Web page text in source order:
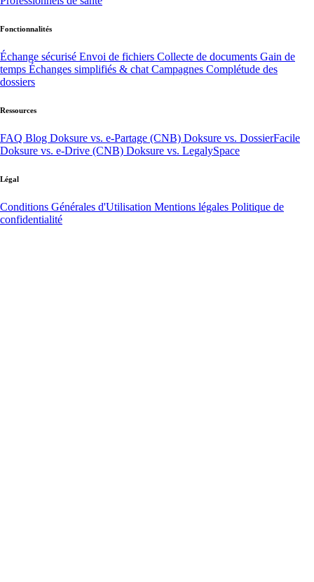
Fonctionnalités
Échange sécurisé Envoi de fichiers Collecte de documents Gain de
temps Échanges simplifiés & chat Campagnes Complétude des
dossiers
Ressources
FAQ Blog Doksure vs. e-Partage (CNB) Doksure vs. DossierFacile
Doksure vs. e-Drive (CNB) Doksure vs. LegalySpace
Légal
Conditions Générales d'Utilisation Mentions légales Politique de
confidentialité